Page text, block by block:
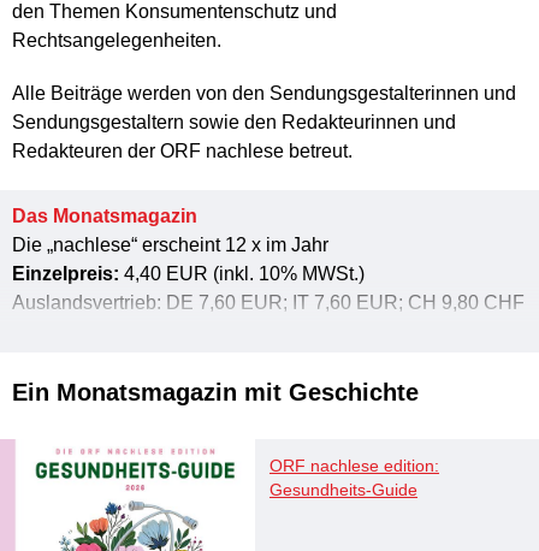
den Themen Konsumentenschutz und
Rechtsangelegenheiten.
Alle Beiträge werden von den Sendungsgestalterinnen und
Sendungsgestaltern sowie den Redakteurinnen und
Redakteuren der ORF nachlese betreut.
Das Monatsmagazin
Die „nachlese“ erscheint 12 x im Jahr
Einzelpreis: 4,40 EUR (inkl. 10% MWSt.)
Auslandsvertrieb: DE 7,60 EUR; IT 7,60 EUR; CH 9,80 CHF
EU-Ausland: 49,70 EUR
Attraktive Kombi-Abos in den Heften und bei der
kostenlosen Abo-Service-Hotline:0800 22 69 89
Ein Monatsmagazin mit Geschichte
ORF nachlese edition:
Gesundheits-Guide